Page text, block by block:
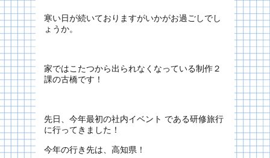
寒い日が続いておりますがいかがお過ごしでし
ょうか。
家ではこたつから出られなくなっている制作２
課の古橋です！
先日、今年最初の社内イベント である研修旅行
に行ってきました！
今年の行き先は、高知県！